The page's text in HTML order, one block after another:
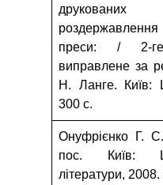
преси: / 2-
виправлене за
Н. Ланге.
300 с.
Онуфрієнко Г.
пос. Київ:
літератури,